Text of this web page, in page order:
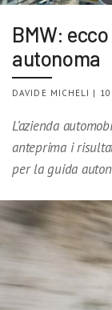
BMW:
autonoma
DAVIDE MICHELI |
L’azienda
anteprima i
per la guida